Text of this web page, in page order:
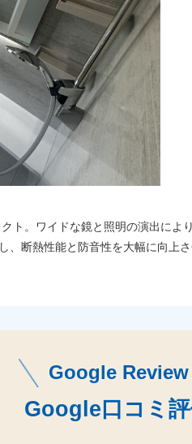
ト。ワイドな鏡と照明の演出に
、断熱性能と防音性を大幅に向上さ
Google Review
Google口コミ